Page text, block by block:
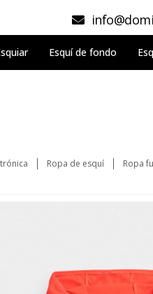
Esquí de fondo
Ropa de esquí Ropa